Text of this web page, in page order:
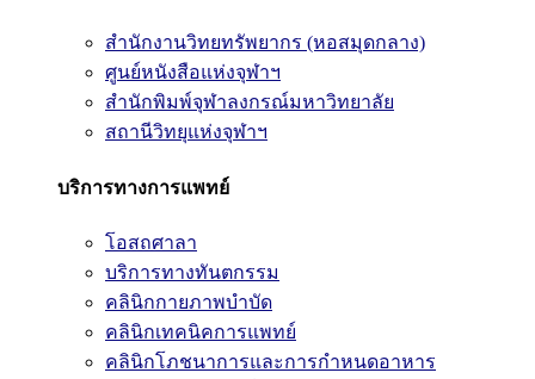
สำนักงานวิทยทรัพยากร (หอสมุดกลาง)
ศูนย์หนังสือแห่งจุฬาฯ
สำนักพิมพ์จุฬาลงกรณ์มหาวิทยาลัย
สถานีวิทยุแห่งจุฬาฯ
บริการทางการแพทย์
โอสถศาลา
บริการทางทันตกรรม
คลินิกกายภาพบำบัด
คลินิกเทคนิคการแพทย์
คลินิกโภชนาการและการกำหนดอาหาร